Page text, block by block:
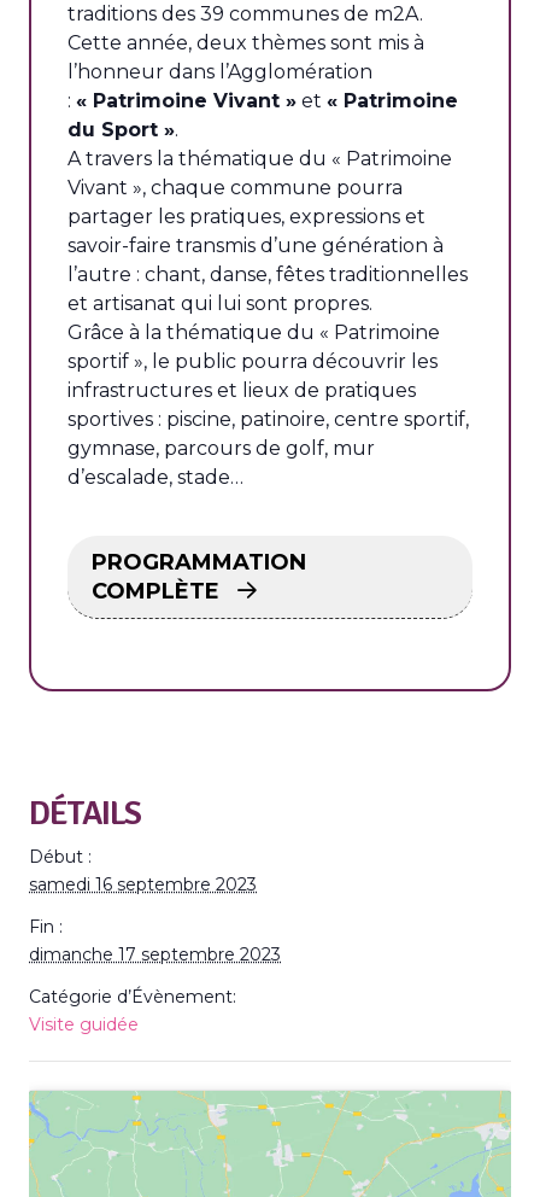
traditions des 39 communes de m2A.
Cette année, deux thèmes sont mis à
l’honneur dans l’Agglomération
: « Patrimoine Vivant » et « Patrimoine
du Sport ».
A travers la thématique du « Patrimoine
Vivant », chaque commune pourra
partager les pratiques, expressions et
savoir-faire transmis d’une génération à
l’autre : chant, danse, fêtes traditionnelles
et artisanat qui lui sont propres.
Grâce à la thématique du « Patrimoine
sportif », le public pourra découvrir les
infrastructures et lieux de pratiques
sportives : piscine, patinoire, centre sportif,
gymnase, parcours de golf, mur
d’escalade, stade…
PROGRAMMATION
COMPLÈTE
DÉTAILS
Début :
samedi 16 septembre 2023
Fin :
dimanche 17 septembre 2023
Catégorie d’Évènement:
Visite guidée